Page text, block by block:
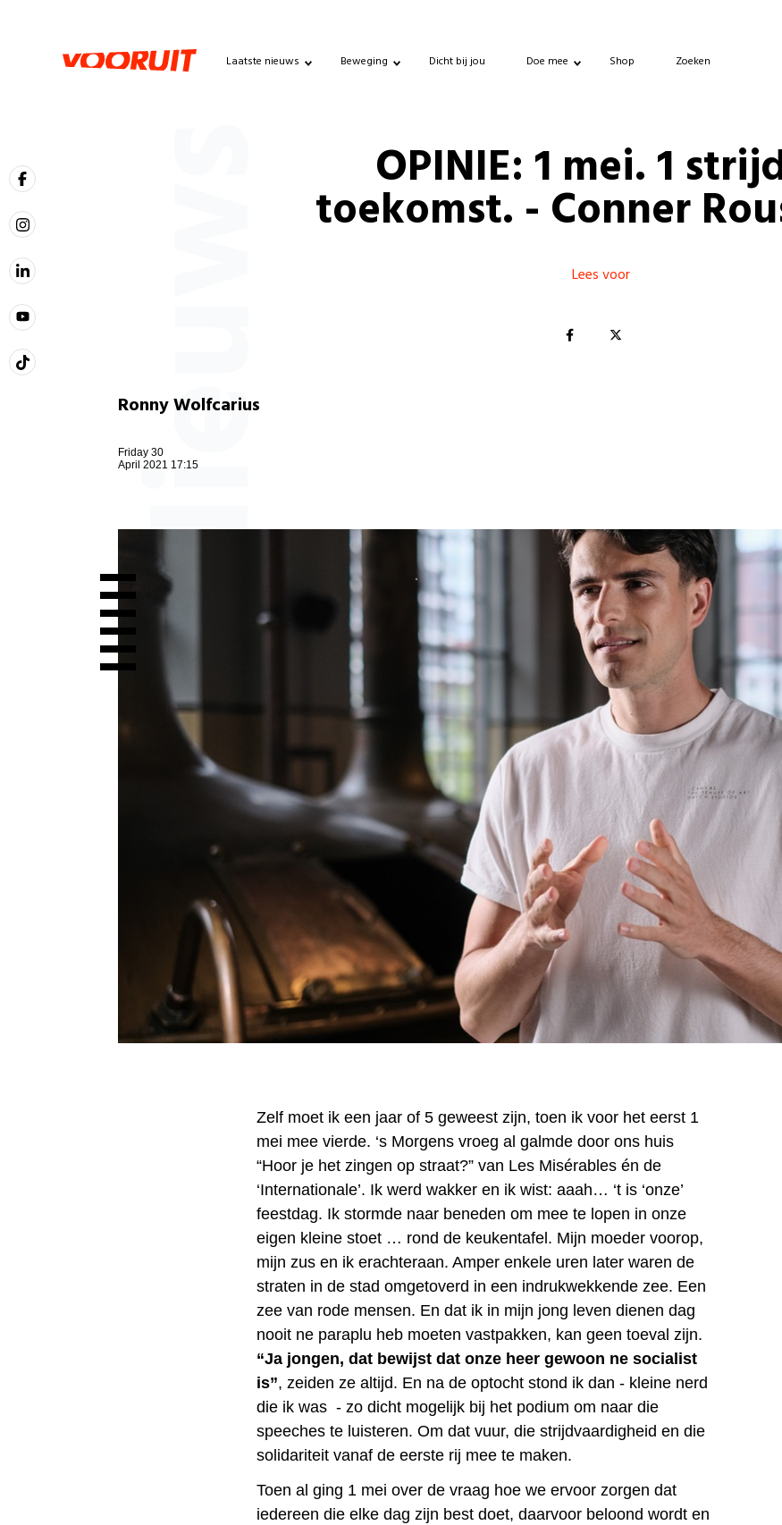
Laatste nieuws Beweging Dicht bij jou Doe mee Shop Zoeken
Nieuws OPINIE: 1 mei. 1
toekomst. - Conner
Lees voor
Ronny Wolfcarius
Friday 30
April 2021 17:15
Zelf moet ik een jaar of 5 geweest zijn, toen ik voor het eerst 1
mei mee vierde. ‘s Morgens vroeg al galmde door ons huis
“Hoor je het zingen op straat?” van Les Misérables én de
‘Internationale’. Ik werd wakker en ik wist: aaah… ‘t is ‘onze’
feestdag. Ik stormde naar beneden om mee te lopen in onze
eigen kleine stoet … rond de keukentafel. Mijn moeder voorop,
mijn zus en ik erachteraan. Amper enkele uren later waren de
straten in de stad omgetoverd in een indrukwekkende zee. Een
zee van rode mensen. En dat ik in mijn jong leven dienen dag
nooit ne paraplu heb moeten vastpakken, kan geen toeval zijn.
“Ja jongen, dat bewijst dat onze heer gewoon ne socialist
is”, zeiden ze altijd. En na de optocht stond ik dan - kleine nerd
die ik was - zo dicht mogelijk bij het podium om naar die
speeches te luisteren. Om dat vuur, die strijdvaardigheid en die
solidariteit vanaf de eerste rij mee te maken.
Toen al ging 1 mei over de vraag hoe we ervoor zorgen dat
iedereen die elke dag zijn best doet, daarvoor beloond wordt en